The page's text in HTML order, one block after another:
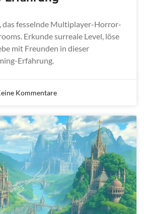
das fesselnde Multiplayer-Horror-
Erkunde surreale Level, löse
mit Freunden in dieser
Erfahrung.
Kommentare